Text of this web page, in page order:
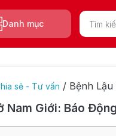
Danh mục
Tìm
kiếm
sản
sẻ - Tư vấn / Bệnh Lậu
Nam Giới: Báo